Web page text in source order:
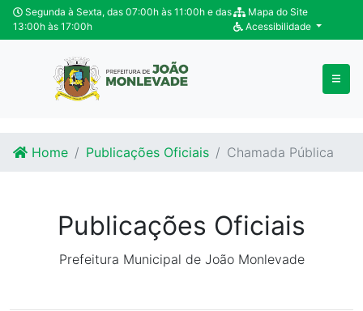
Ir para o conteúdo
Ir para o fim do conteúdo
Segunda à Sexta, das 07:00h às 11:00h e das
13:00h às 17:00h
Mapa do Site
Acessibilidade
Home Publicações Oficiais Chamada Pública
Publicações Oficiais
Prefeitura Municipal de João Monlevade